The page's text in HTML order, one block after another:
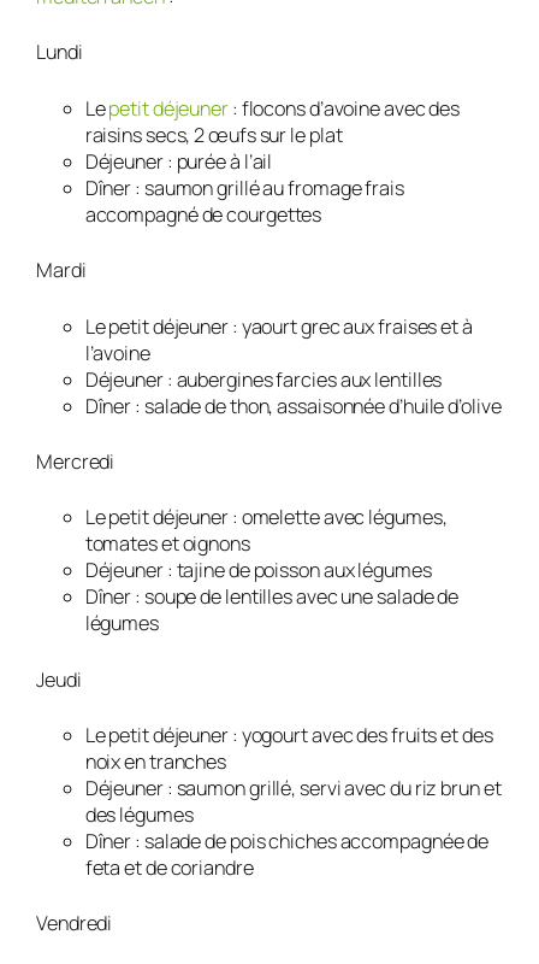
Lundi
Lepetit déjeuner: flocons d’avoine avec des
raisins secs, 2 œufs sur le plat
Déjeuner : purée à l’ail
Dîner : saumon grillé au fromage frais
accompagné de courgettes
Mardi
Le petit déjeuner : yaourt grec aux fraises et à
l’avoine
Déjeuner : aubergines farcies aux lentilles
Dîner : salade de thon, assaisonnée d’huile d’olive
Mercredi
Le petit déjeuner : omelette avec légumes,
tomates et oignons
Déjeuner : tajine de poisson aux légumes
Dîner : soupe de lentilles avec une salade de
légumes
Jeudi
Le petit déjeuner : yogourt avec des fruits et des
noix en tranches
Déjeuner : saumon grillé, servi avec du riz brun et
des légumes
Dîner : salade de pois chiches accompagnée de
feta et de coriandre
Vendredi